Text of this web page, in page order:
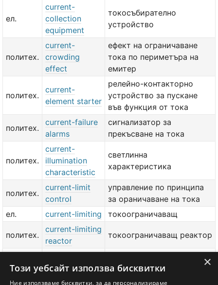
ел.
current-
collection
equipment
токосъбирателно
устройство
политех.
current-
crowding
effect
ефект на ограничаване
тока по периметъра на
емитер
политех.
current-
element starter
релейно-контакторно
устройство за пускане
във функция от тока
политех.
current-failure
alarms
сигнализатор за
прекъсване на тока
политех.
current-
illumination
characteristic
светлинна
характеристика
политех.
current-limit
control
управление по принципа
за ораничаване на тока
ел.
current-limiting токоограничаващ
политех.
current-limiting
reactor
токоограничаващ реактор
resistor
резистор
current-
×
Този уебсайт използва бисквитки
Ние използваме бисквитки, за да персонализираме